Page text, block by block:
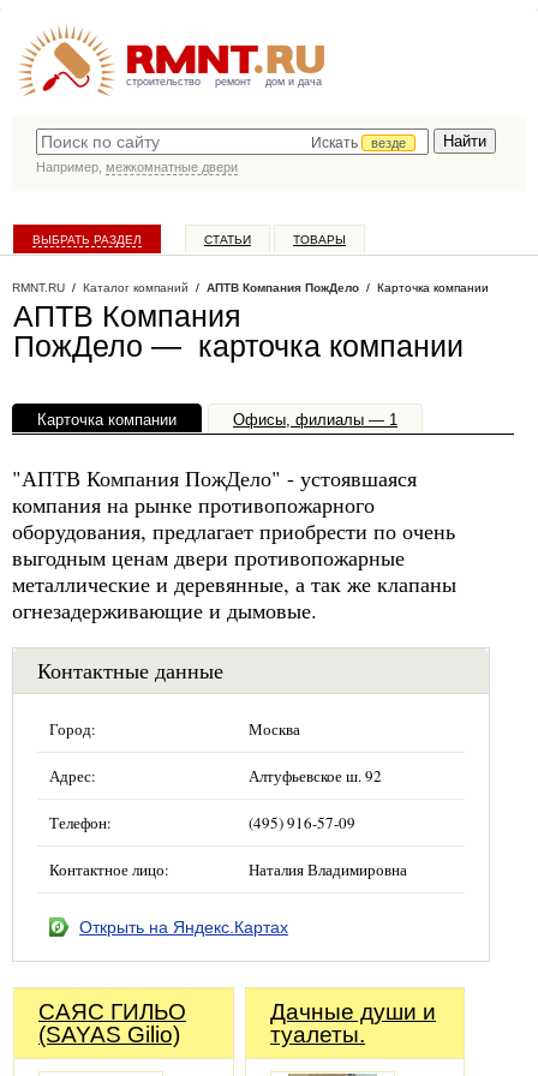
строительство ремонт дом и дача
Искать
везде
Например, межкомнатные двери
ВЫБРАТЬ РАЗДЕЛ СТАТЬИ ТОВАРЫ
RMNT.RU / Каталог компаний / АПТВ Компания ПожДело / Карточка компании
АПТВ Компания
ПожДело — карточка компании
Карточка компании Офисы, филиалы — 1
"АПТВ Компания ПожДело" - устоявшаяся
компания на рынке противопожарного
оборудования, предлагает приобрести по очень
выгодным ценам двери противопожарные
металлические и деревянные, а так же клапаны
огнезадерживающие и дымовые.
Контактные данные
Город: Москва
Адрес: Алтуфьевское ш. 92
Телефон: (495) 916-57-09
Контактное лицо: Наталия Владимировна
Открыть на Яндекс.Картах
САЯС ГИЛЬО
(SAYAS Gilio)
Дачные души и
туалеты.